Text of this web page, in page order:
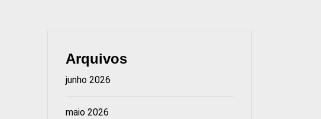
Arquivos
junho 2026
maio 2026